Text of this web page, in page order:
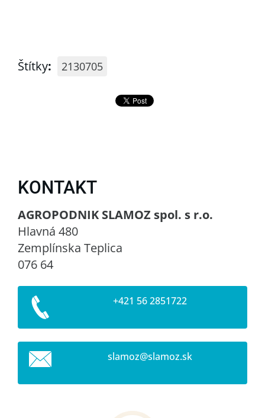
Štítky: 2130705
KONTAKT
AGROPODNIK SLAMOZ spol. s r.o.
Hlavná 480
Zemplínska Teplica
076 64
+421 56 2851722
slamoz@slamoz.sk